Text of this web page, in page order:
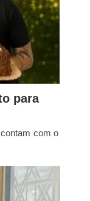
para
com o